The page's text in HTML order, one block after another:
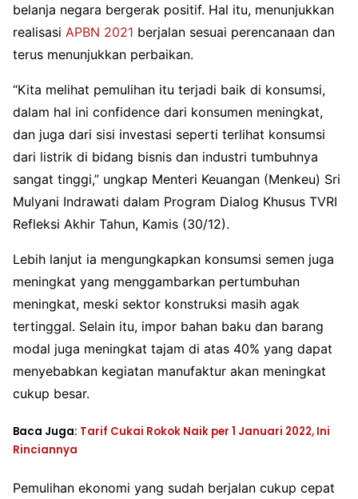
belanja negara bergerak positif. Hal itu, menunjukkan
realisasi APBN 2021 berjalan sesuai perencanaan dan
terus menunjukkan perbaikan.
“Kita melihat pemulihan itu terjadi baik di konsumsi,
dalam hal ini confidence dari konsumen meningkat,
dan juga dari sisi investasi seperti terlihat konsumsi
dari listrik di bidang bisnis dan industri tumbuhnya
sangat tinggi,” ungkap Menteri Keuangan (Menkeu) Sri
Mulyani Indrawati dalam Program Dialog Khusus TVRI
Refleksi Akhir Tahun, Kamis (30/12).
Lebih lanjut ia mengungkapkan konsumsi semen juga
meningkat yang menggambarkan pertumbuhan
meningkat, meski sektor konstruksi masih agak
tertinggal. Selain itu, impor bahan baku dan barang
modal juga meningkat tajam di atas 40% yang dapat
menyebabkan kegiatan manufaktur akan meningkat
cukup besar.
Baca Juga: Tarif Cukai Rokok Naik per 1 Januari 2022, Ini
Rinciannya
Pemulihan ekonomi yang sudah berjalan cukup cepat